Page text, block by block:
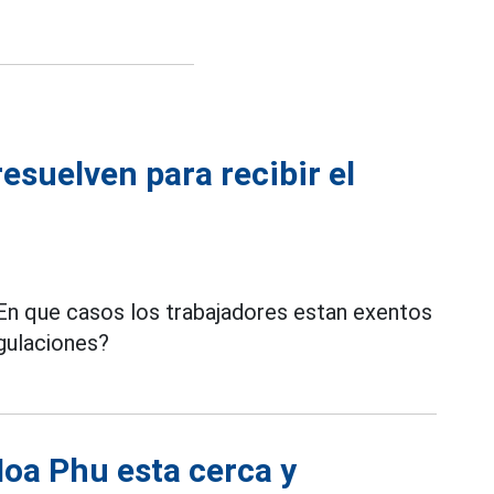
para recibir el
que casos los trabajadores estan exentos
Phu esta cerca y